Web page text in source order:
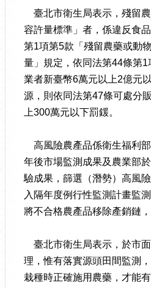
臺北市衛生局表示，殘留
容許量標準」者，係違反食
第1項第5款「殘留農藥或動
量」規定，依同法第44條第
業者新臺幣6萬元以上2億元
源，則依同法第47條可處分
上300萬元以下罰鍰。
高風險農產品係衛生福利
年後市場監測成果及農業部
驗成果，篩選（潛勢）高風
入隔年度例行性監測計畫監
將不合格農產品移除產銷鏈
臺北市衛生局表示，於市
理，惟有落實源頭田間監測
栽種時正確施用農藥，才能